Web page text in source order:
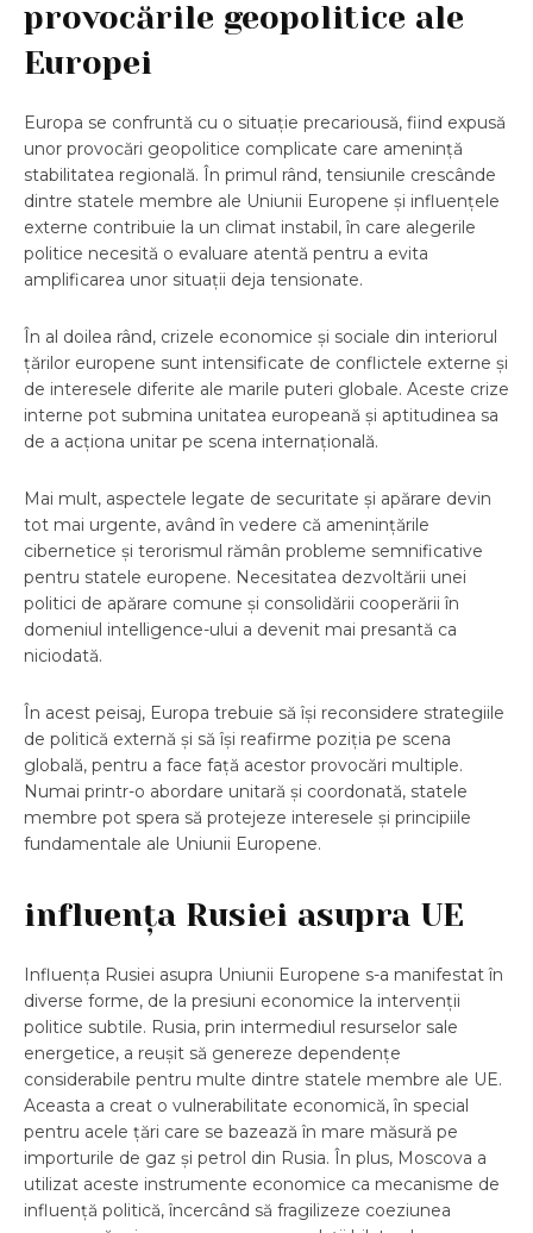
provocările geopolitice ale
Europei
Europa se confruntă cu o situație precariousă, fiind expusă
unor provocări geopolitice complicate care amenință
stabilitatea regională. În primul rând, tensiunile crescânde
dintre statele membre ale Uniunii Europene și influențele
externe contribuie la un climat instabil, în care alegerile
politice necesită o evaluare atentă pentru a evita
amplificarea unor situații deja tensionate.
În al doilea rând, crizele economice și sociale din interiorul
țărilor europene sunt intensificate de conflictele externe și
de interesele diferite ale marile puteri globale. Aceste crize
interne pot submina unitatea europeană și aptitudinea sa
de a acționa unitar pe scena internațională.
Mai mult, aspectele legate de securitate și apărare devin
tot mai urgente, având în vedere că amenințările
cibernetice și terorismul rămân probleme semnificative
pentru statele europene. Necesitatea dezvoltării unei
politici de apărare comune și consolidării cooperării în
domeniul intelligence-ului a devenit mai presantă ca
niciodată.
În acest peisaj, Europa trebuie să își reconsidere strategiile
de politică externă și să își reafirme poziția pe scena
globală, pentru a face față acestor provocări multiple.
Numai printr-o abordare unitară și coordonată, statele
membre pot spera să protejeze interesele și principiile
fundamentale ale Uniunii Europene.
influența Rusiei asupra UE
Influența Rusiei asupra Uniunii Europene s-a manifestat în
diverse forme, de la presiuni economice la intervenții
politice subtile. Rusia, prin intermediul resurselor sale
energetice, a reușit să genereze dependențe
considerabile pentru multe dintre statele membre ale UE.
Aceasta a creat o vulnerabilitate economică, în special
pentru acele țări care se bazează în mare măsură pe
importurile de gaz și petrol din Rusia. În plus, Moscova a
utilizat aceste instrumente economice ca mecanisme de
influență politică, încercând să fragilizeze coeziunea